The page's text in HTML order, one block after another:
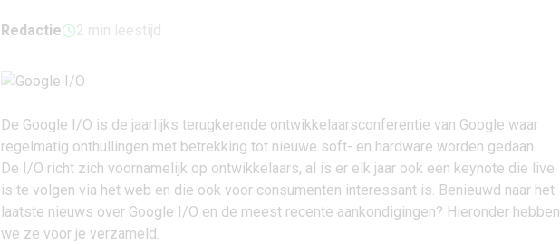
Redactie 2 min leestijd
De Google I/O is de jaarlijks terugkerende ontwikkelaarsconferentie van Google waar
regelmatig onthullingen met betrekking tot nieuwe soft- en hardware worden gedaan.
De I/O richt zich voornamelijk op ontwikkelaars, al is er elk jaar ook een keynote die live
is te volgen via het web en die ook voor consumenten interessant is. Benieuwd naar het
laatste nieuws over Google I/O en de meest recente aankondigingen? Hieronder hebben
we ze voor je verzameld.